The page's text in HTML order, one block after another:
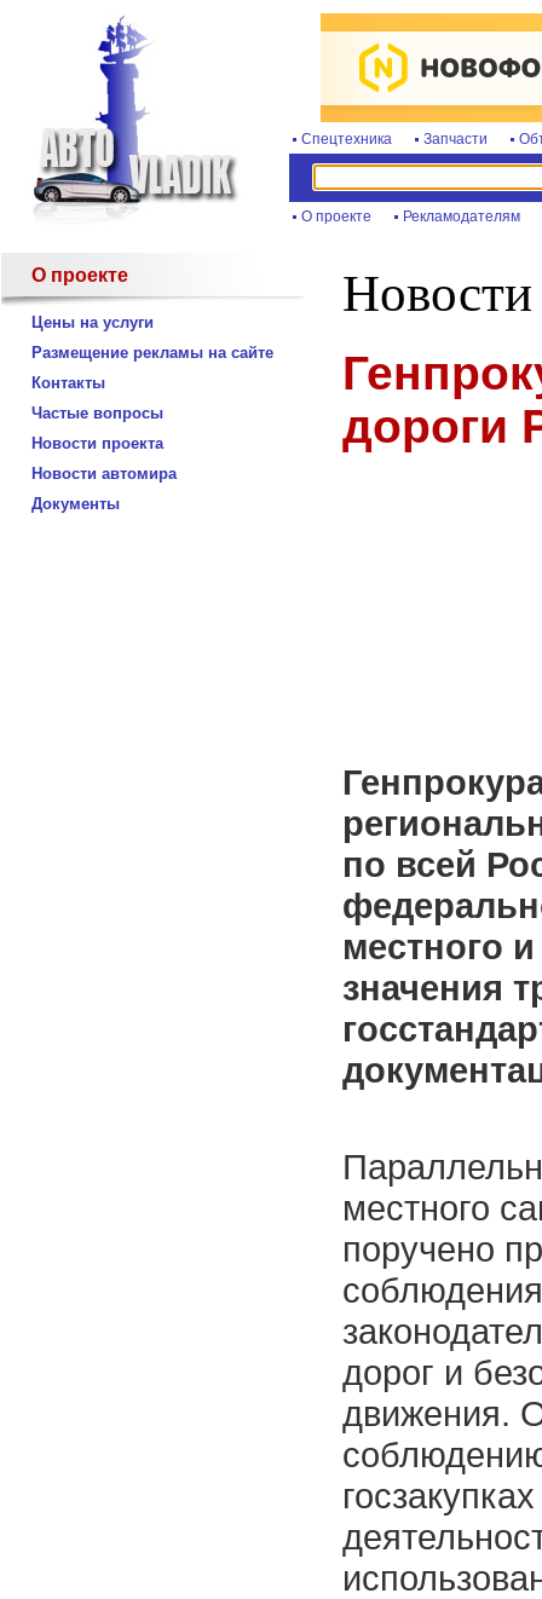
Спецтехника Запчасти
О проекте Рекламодателям
О проекте
Цены на услуги
Размещение рекламы на сайте
Контакты
Частые вопросы
Новости проекта
Новости автомира
Документы
Новости
дороги
по всей
местного
значения
местного
поручено
дорог и
движения.